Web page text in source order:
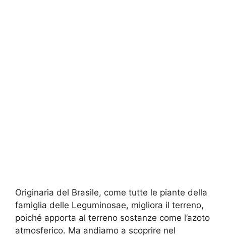
Originaria del Brasile, come tutte le piante della
famiglia delle Leguminosae, migliora il terreno,
poiché apporta al terreno sostanze come l’azoto
atmosferico. Ma andiamo a scoprire nel